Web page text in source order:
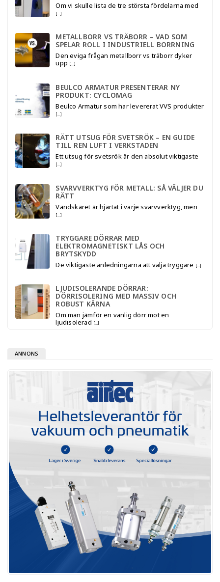
Om vi skulle lista de tre största fördelarna med
[…]
METALLBORR VS TRÄBORR – VAD SOM
SPELAR ROLL I INDUSTRIELL BORRNING
Den eviga frågan metallborr vs träborr dyker
upp […]
BEULCO ARMATUR PRESENTERAR NY
PRODUKT: CYCLOMAG
Beulco Armatur som har levererat VVS produkter
[…]
RÄTT UTSUG FÖR SVETSRÖK – EN GUIDE
TILL REN LUFT I VERKSTADEN
Ett utsug för svetsrök är den absolut viktigaste
[…]
SVARVVERKTYG FÖR METALL: SÅ VÄLJER DU
RÄTT
Vändskäret är hjärtat i varje svarvverktyg, men
[…]
TRYGGARE DÖRRAR MED
ELEKTROMAGNETISKT LÅS OCH
BRYTSKYDD
De viktigaste anledningarna att välja tryggare […]
LJUDISOLERANDE DÖRRAR:
DÖRRISOLERING MED MASSIV OCH
ROBUST KÄRNA
Om man jämför en vanlig dörr mot en
ljudisolerad […]
ANNONS